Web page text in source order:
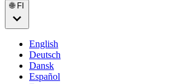
🌐 FI
English
Deutsch
Dansk
Español